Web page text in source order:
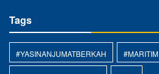
Tags
#YASINANJUMATBERKAH #MARITIM